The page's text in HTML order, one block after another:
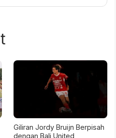
Giliran Jordy Bruijn Berpisah
dengan Bali United